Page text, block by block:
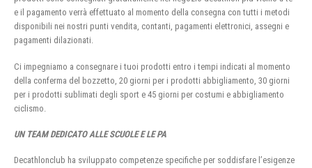
e il pagamento verrà effettuato al momento della consegna con tutti i metodi
disponibili nei nostri punti vendita, contanti, pagamenti elettronici, assegni e
pagamenti dilazionati.
Ci impegniamo a consegnare i tuoi prodotti entro i tempi indicati al momento
della conferma del bozzetto, 20 giorni per i prodotti abbigliamento, 30 giorni
per i prodotti sublimati degli sport e 45 giorni per costumi e abbigliamento
ciclismo.
UN TEAM DEDICATO ALLE SCUOLE E LE PA
Decathlonclub ha sviluppato competenze specifiche per soddisfare l’esigenze